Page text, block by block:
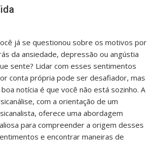
já se questionou sobre os motivos por
da ansiedade, depressão ou angústia
sente? Lidar com esses sentimentos
conta própria pode ser desafiador, mas
boa notícia é que você não está sozinho. A
com a orientação de um
oferece uma abordagem
para compreender a origem desses
e encontrar maneiras de